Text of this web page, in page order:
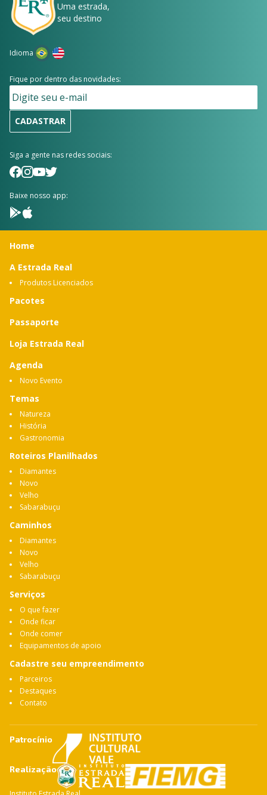
Uma estrada,
seu destino
Idioma
Fique por dentro das novidades:
CADASTRAR
Siga a gente nas redes sociais:
Baixe nosso app:
Home
A Estrada Real
Produtos Licenciados
Pacotes
Passaporte
Loja Estrada Real
Agenda
Novo Evento
Temas
Natureza
História
Gastronomia
Roteiros Planilhados
Diamantes
Novo
Velho
Sabarabuçu
Caminhos
Diamantes
Novo
Velho
Sabarabuçu
Serviços
O que fazer
Onde ficar
Onde comer
Equipamentos de apoio
Cadastre seu empreendimento
Parceiros
Destaques
Contato
Patrocínio
Realização